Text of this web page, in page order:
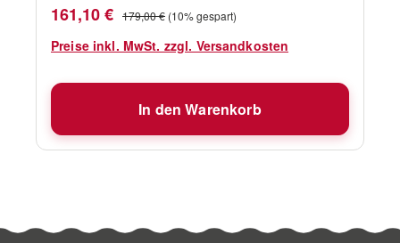
Funktionen der Fernbedienung an Ihren
Angelstil anpassen können. Zum Beispiel kann
programmiert werden, um Ihr Gerät ein- oder
auszuschalten oder Ihr 360 Imaging-Zubehör
bereitzustellen. Kann jeweils nur mit einer
Humminbird-Einheit gekoppelt werden.
Verkaufspreis:
161,10 € Regulärer Preis:
179,00 € (10% gespart)
Preise inkl. MwSt. zzgl. Versandkosten
In den Warenkorb